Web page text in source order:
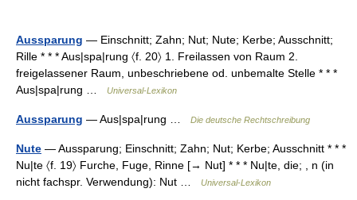
Aussparung — Einschnitt; Zahn; Nut; Nute; Kerbe; Ausschnitt;
Rille * * * Aus|spa|rung 〈f. 20〉 1. Freilassen von Raum 2.
freigelassener Raum, unbeschriebene od. unbemalte Stelle * * *
Aus|spa|rung …
Universal-Lexikon
Aussparung — Aus|spa|rung … Die deutsche Rechtschreibung
Nute — Aussparung; Einschnitt; Zahn; Nut; Kerbe; Ausschnitt * * *
Nu|te 〈f. 19〉 Furche, Fuge, Rinne [→ Nut] * * * Nu|te, die; , n (in
nicht fachspr. Verwendung): Nut …
Universal-Lexikon